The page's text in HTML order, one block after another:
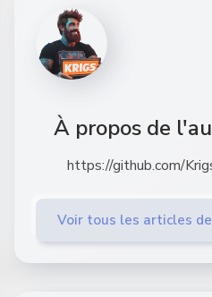
À propos de
https://github.com/
Voir tous les articles